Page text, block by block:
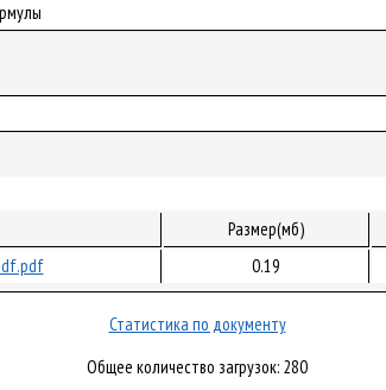
Размер(мб)
0.19
Статистика по документу
Общее количество загрузок: 280